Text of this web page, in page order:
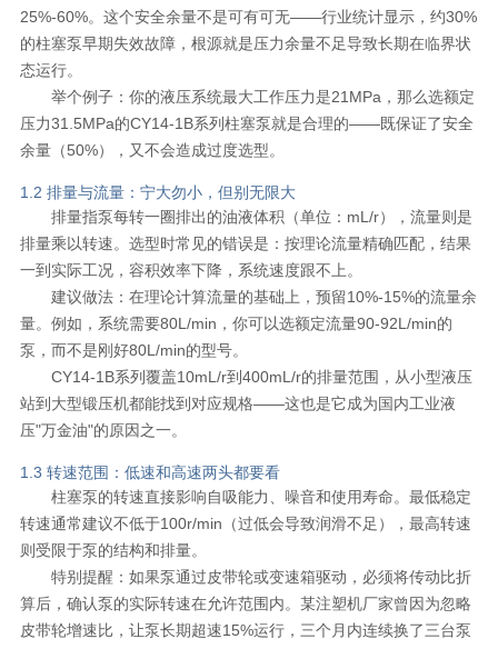
25%-60%。这个安全余量不是可有可无——行业统计显示，约30%
的柱塞泵早期失效故障，根源就是压力余量不足导致长期在临界状
态运行。
举个例子：你的液压系统最大工作压力是21MPa，那么选额定
压力31.5MPa的CY14-1B系列柱塞泵就是合理的——既保证了安全
余量（50%），又不会造成过度选型。
1.2 排量与流量：宁大勿小，但别无限大
排量指泵每转一圈排出的油液体积（单位：mL/r），流量则是
排量乘以转速。选型时常见的错误是：按理论流量精确匹配，结果
一到实际工况，容积效率下降，系统速度跟不上。
建议做法：在理论计算流量的基础上，预留10%-15%的流量余
量。例如，系统需要80L/min，你可以选额定流量90-92L/min的
泵，而不是刚好80L/min的型号。
CY14-1B系列覆盖10mL/r到400mL/r的排量范围，从小型液压
站到大型锻压机都能找到对应规格——这也是它成为国内工业液
压"万金油"的原因之一。
1.3 转速范围：低速和高速两头都要看
柱塞泵的转速直接影响自吸能力、噪音和使用寿命。最低稳定
转速通常建议不低于100r/min（过低会导致润滑不足），最高转速
则受限于泵的结构和排量。
特别提醒：如果泵通过皮带轮或变速箱驱动，必须将传动比折
算后，确认泵的实际转速在允许范围内。某注塑机厂家曾因为忽略
皮带轮增速比，让泵长期超速15%运行，三个月内连续换了三台泵